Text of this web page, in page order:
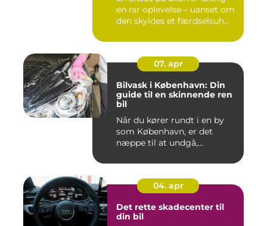
en rar oplevelse – uanset om
den skyldes et færdselsuh...
07. apr
Bilvask i København: Din
guide til en skinnende ren
bil
Når du kører rundt i en by
som København, er det
næppe til at undgå,...
04. apr
Det rette skadecenter til
din bil